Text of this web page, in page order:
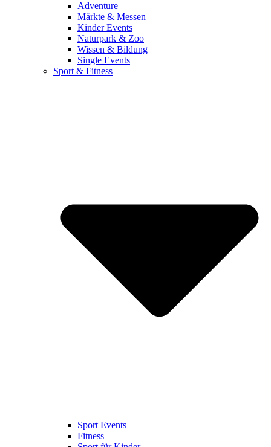
Adventure
Märkte & Messen
Kinder Events
Naturpark & Zoo
Wissen & Bildung
Single Events
Sport & Fitness
Sport Events
Fitness